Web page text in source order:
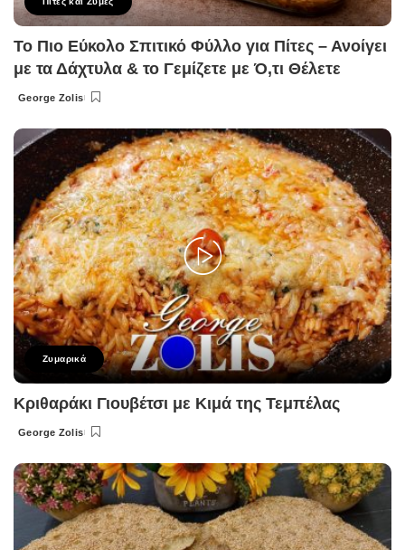
Το Πιο Εύκολο Σπιτικό Φύλλο για Πίτες – Ανοίγει
με τα Δάχτυλα & το Γεμίζετε με Ό,τι Θέλετε
Posted
George Zolis
Ζυμαρικά
Κριθαράκι Γιουβέτσι με Κιμά της Τεμπέλας
Posted
George Zolis